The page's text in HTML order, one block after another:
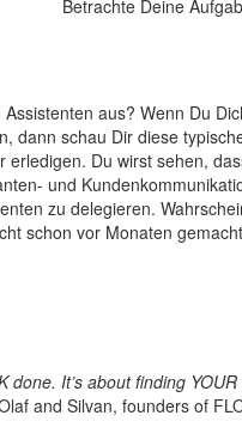
Betrachte Deine
aus? Wenn Du
dann schau Dir diese
Du wirst sehen,
und
zu delegieren.
schon vor Monaten
It’s about finding
and Silvan, founders of